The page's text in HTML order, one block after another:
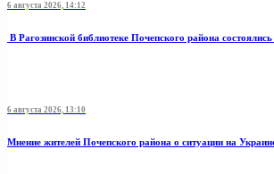
6 августа 2026, 14:12
В Рагозинской библиотеке Почепского района
6 августа 2026, 13:10
Мнение жителей Почепского района о ситуации на